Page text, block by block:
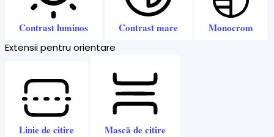
Contrast luminos Contrast mare Monocrom
Extensii pentru orientare
Linie de citire Mască de citire